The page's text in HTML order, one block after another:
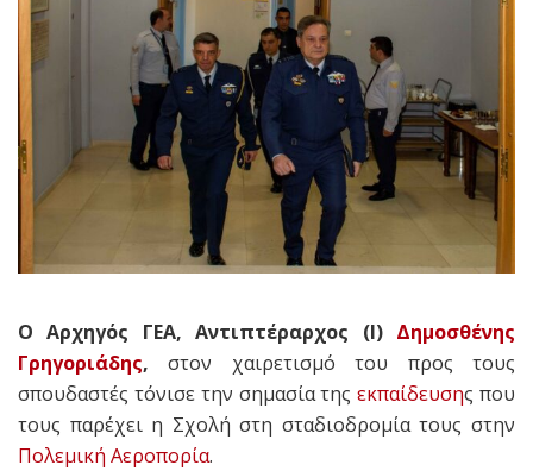
O Αρχηγός ΓΕΑ, Αντιπτέραρχος (Ι) Δημοσθένης
Γρηγοριάδης, στον χαιρετισμό του προς τους
σπουδαστές τόνισε την σημασία τηςεκπαίδευσης που
τους παρέχει η Σχολή στη σταδιοδρομία τους στην
Πολεμική Αεροπορία.